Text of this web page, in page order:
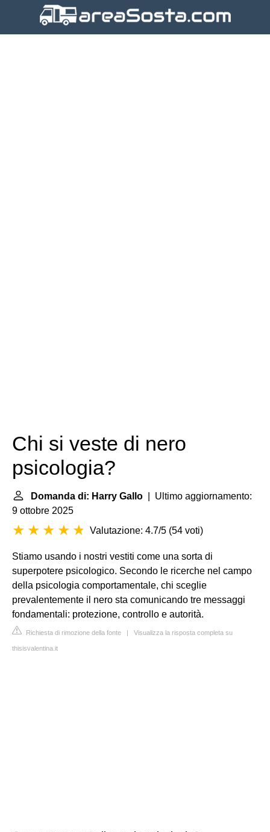
Chi si veste di nero
psicologia?
Domanda di: Harry Gallo | Ultimo aggiornamento:
9 ottobre 2025
Valutazione: 4.7/5 (54 voti)
Stiamo usando i nostri vestiti come una sorta di
superpotere psicologico. Secondo le ricerche nel campo
della psicologia comportamentale, chi sceglie
prevalentemente il nero sta comunicando tre messaggi
fondamentali: protezione, controllo e autorità.
Richiesta di rimozione della fonte | Visualizza la risposta completa su
thisisvalentina.it